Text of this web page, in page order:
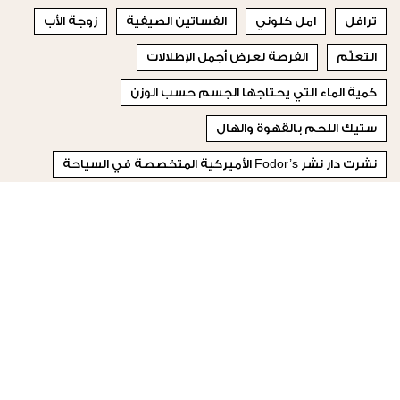
ترافل امل كلوني الفساتين الصيفية زوجة الأب
التعلّم الفرصة لعرض أجمل الإطلالات
كمية الماء التي يحتاجها الجسم حسب الوزن
ستيك اللحم بالقهوة والهال
نشرت دار نشر Fodor’s الأميركية المتخصصة في السياحة